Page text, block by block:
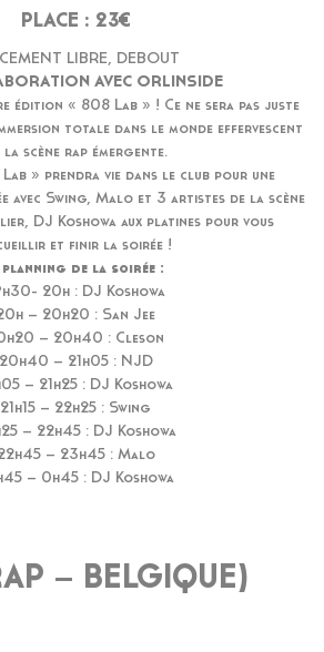
PLACE : 23€
LIBRE, DEBOUT
AVEC ORLINSIDE
édition « 808 Lab » ! Ce ne sera pas juste
totale dans le monde effervescent
la scène rap émergente.
» prendra vie dans le club pour une
avec Swing, Malo et 3 artistes de la scène
DJ Koshowa aux platines pour vous
et finir la soirée !
planning de la soirée :
20h : DJ Koshowa
– 20h20 : San Jee
– 20h40 : Cleson
20h40 – 21h05 : NJD
– 21h25 : DJ Koshowa
21h15 – 22h25 : Swing
– 22h45 : DJ Koshowa
– 23h45 : Malo
– 0h45 : DJ Koshowa
– BELGIQUE)